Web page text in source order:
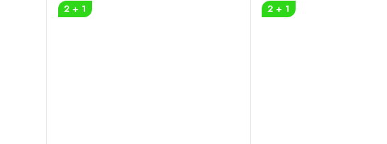
2 + 1 2 + 1